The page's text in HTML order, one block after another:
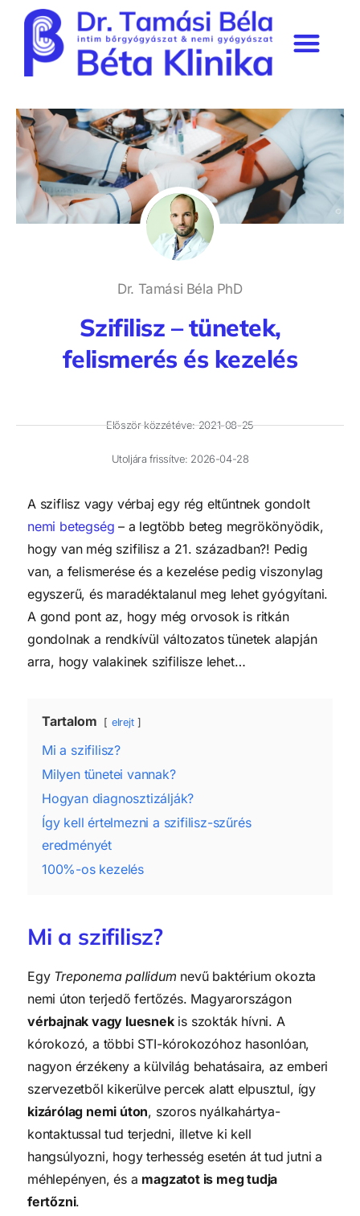
Dr. Tamási Béla PhD
Szifilisz – tünetek,
felismerés és kezelés
Először közzétéve: 2021-08-25
Utoljára frissítve: 2026-04-28
A sziflisz vagy vérbaj egy rég eltűntnek gondolt
nemi betegség – a legtöbb beteg megrökönyödik,
hogy van még szifilisz a 21. században?! Pedig
van, a felismerése és a kezelése pedig viszonylag
egyszerű, és maradéktalanul meg lehet gyógyítani.
A gond pont az, hogy még orvosok is ritkán
gondolnak a rendkívül változatos tünetek alapján
arra, hogy valakinek szifilisze lehet…
Tartalom elrejt
Mi a szifilisz?
Milyen tünetei vannak?
Hogyan diagnosztizálják?
Így kell értelmezni a szifilisz-szűrés
eredményét
100%-os kezelés
Mi a szifilisz?
Egy Treponema pallidum nevű baktérium okozta
nemi úton terjedő fertőzés. Magyarországon
vérbajnak vagy luesnekis szokták hívni. A
kórokozó, a többi STI-kórokozóhoz hasonlóan,
nagyon érzékeny a külvilág behatásaira, az emberi
szervezetből kikerülve percek alatt elpusztul, így
kizárólag nemi úton, szoros nyálkahártya-
kontaktussal tud terjedni, illetve ki kell
hangsúlyozni, hogy terhesség esetén át tud jutni a
méhlepényen, és a magzatot is meg tudja
fertőzni.